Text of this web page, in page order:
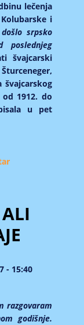
lečenja
i
srpsko
poslednjeg
švajcarski
1912. do
u pet
srpskih sestara
- 15:40
razgovaram
godišnje.